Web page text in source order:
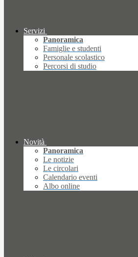
Servizi
Panoramica
Famiglie e studenti
Personale scolastico
Percorsi di studio
Novità
Panoramica
Le notizie
Le circolari
Calendario eventi
Albo online